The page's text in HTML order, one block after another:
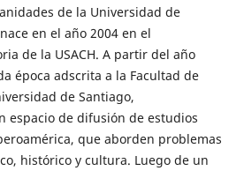
de la Universidad de
en el año 2004 en el
de la USACH. A partir del año
época adscrita a la Facultad de
de Santiago,
espacio de difusión de estudios
que aborden problemas
histórico y cultura. Luego de un